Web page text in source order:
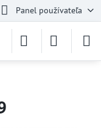
Panel používateľa